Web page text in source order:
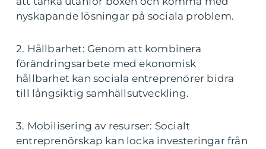
nyskapande lösningar på sociala problem.
2. Hållbarhet: Genom att kombinera
förändringsarbete med ekonomisk
hållbarhet kan sociala entreprenörer bidra
till långsiktig samhällsutveckling.
3. Mobilisering av resurser: Socialt
entreprenörskap kan locka investeringar från